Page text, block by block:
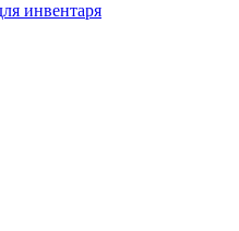
инвентаря